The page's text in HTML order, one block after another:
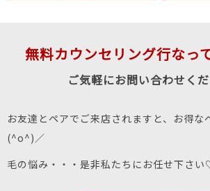
無料カウンセリング行なっ
ご気軽にお問い合わせく
お友達とペアでご来店されますと、お得な
(^o^)／
毛の悩み・・・是非私たちにお任せ下さ